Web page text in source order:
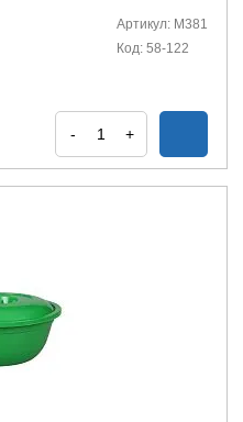
Артикул: М381
Код: 58-122
- +